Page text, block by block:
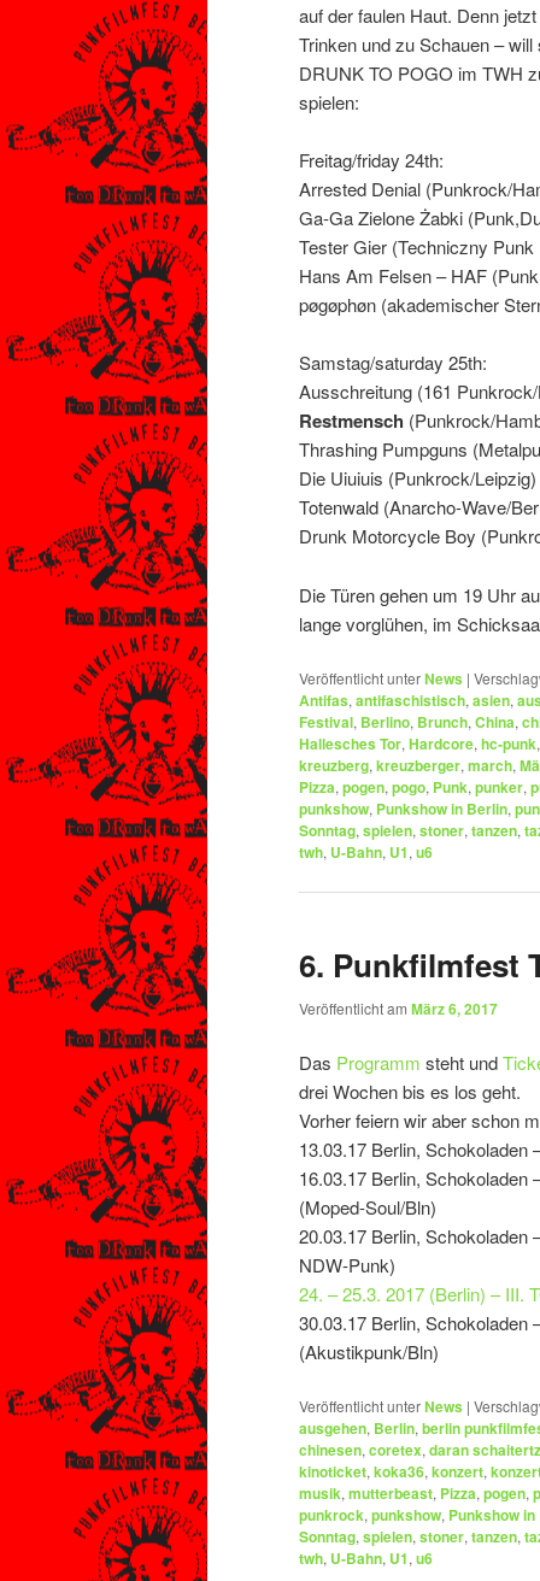
auf der faulen Haut. Denn
Trinken und zu Schauen –
DRUNK TO POGO im TWH
spielen:
Freitag/friday 24th:
Arrested Denial (Punkrock/
Ga-Ga Zielone Żabki
Tester Gier (Techniczny
Hans Am Felsen – HAF
pøgøphøn (akademischer
Samstag/saturday 25th:
Ausschreitung (161
Restmensch (Punkrock/
Thrashing Pumpguns
Die Uiuiuis (Punkrock/Leipzig)
Totenwald (Anarcho-Wave/
Drunk Motorcycle Boy
Die Türen gehen um 19 Uhr
lange vorglühen, im
Veröffentlicht unterNews |
Antifas, antifaschistisch, asien,
Festival, Berlino, Brunch, China,
Hallesches Tor, Hardcore, hc-punk,
kreuzberg, kreuzberger, march,
Pizza, pogen, pogo, Punk, punker,
punkshow, Punkshow in Berlin,
Sonntag, spielen, stoner, tanzen,
twh, U-Bahn, U1, u6
6. Punkfilmfest
Veröffentlicht am März 6, 2017
Das Programm steht und
drei Wochen bis es los geht.
Vorher feiern wir aber schon
13.03.17 Berlin,
16.03.17 Berlin, Schokoladen
(Moped-Soul/Bln)
20.03.17 Berlin, Schokoladen
NDW-Punk)
24. – 25.3. 2017 (Berlin) – III.
30.03.17 Berlin, Schokoladen
(Akustikpunk/Bln)
Veröffentlicht unterNews |
ausgehen, Berlin, berlin
chinesen, coretex, daran schaitertz
kinoticket, koka36, konzert,
musik, mutterbeast, Pizza, pogen,
punkrock, punkshow, Punkshow
Sonntag, spielen, stoner, tanzen,
twh, U-Bahn, U1, u6